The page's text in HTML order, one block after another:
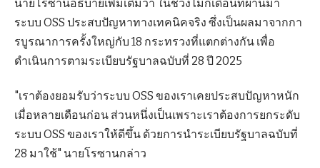
นายโรซานอธิบายเพิ่มเติมว่า ในช่วงไม่กี่เดือนที่ผ่านมา
ระบบ OSS ประสบปัญหาทางเทคนิคจริง ซึ่งเป็นผลมาจากกา
รบูรณาการครั้งใหญ่กับ 18 กระทรวงที่แตกต่างกัน เพื่อ
ดำเนินการตามระเบียบรัฐบาลฉบับที่ 28 ปี 2025
"เราต้องยอมรับว่าระบบ OSS ของเราเคยประสบปัญหาหนัก
เมื่อหลายเดือนก่อน ส่วนหนึ่งเป็นเพราะเราต้องการยกระดับ
ระบบ OSS ของเราให้ดีขึ้น ด้วยการนำระเบียบรัฐบาลฉบับที่
28 มาใช้" นายโรซานกล่าว